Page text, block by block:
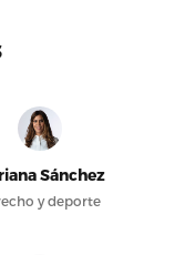
Sánchez
y deporte